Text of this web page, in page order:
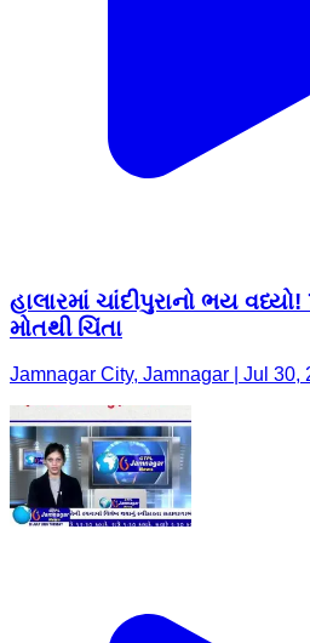
હાલારમાં ચાંદીપુરાનો ભય
મોતથી ચિંતા
Jamnagar City, Jamnagar | Jul 30,